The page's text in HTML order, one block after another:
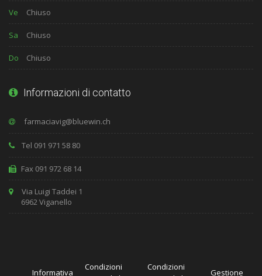
Ve Chiuso
Sa Chiuso
Do Chiuso
Informazioni di contatto
Tel 091 971 58 80
Fax 091 972 68 14
Via Luigi Taddei 1
6962 Viganello
Informativa
Condizioni
Condizioni
Gestione